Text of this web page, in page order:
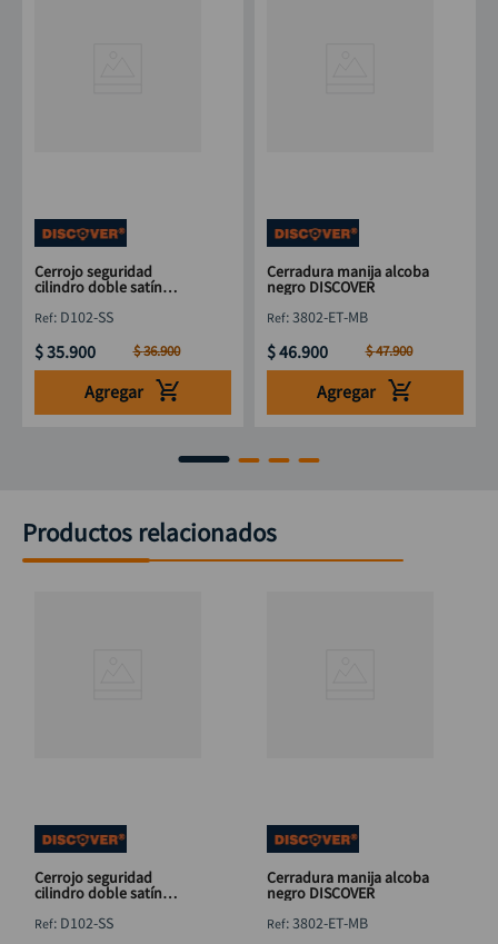
Cerrojo seguridad
cilindro doble satín
: D102-SS
$35.900 $36.900
Agregar
Cerradura manija alcoba
negro DISCOVER
:3802-ET-MB
$46.900 $47.900
Agregar
Productos relacionados
Cerrojo seguridad
cilindro doble satín
: D102-SS
Cerradura manija alcoba
negro DISCOVER
:3802-ET-MB